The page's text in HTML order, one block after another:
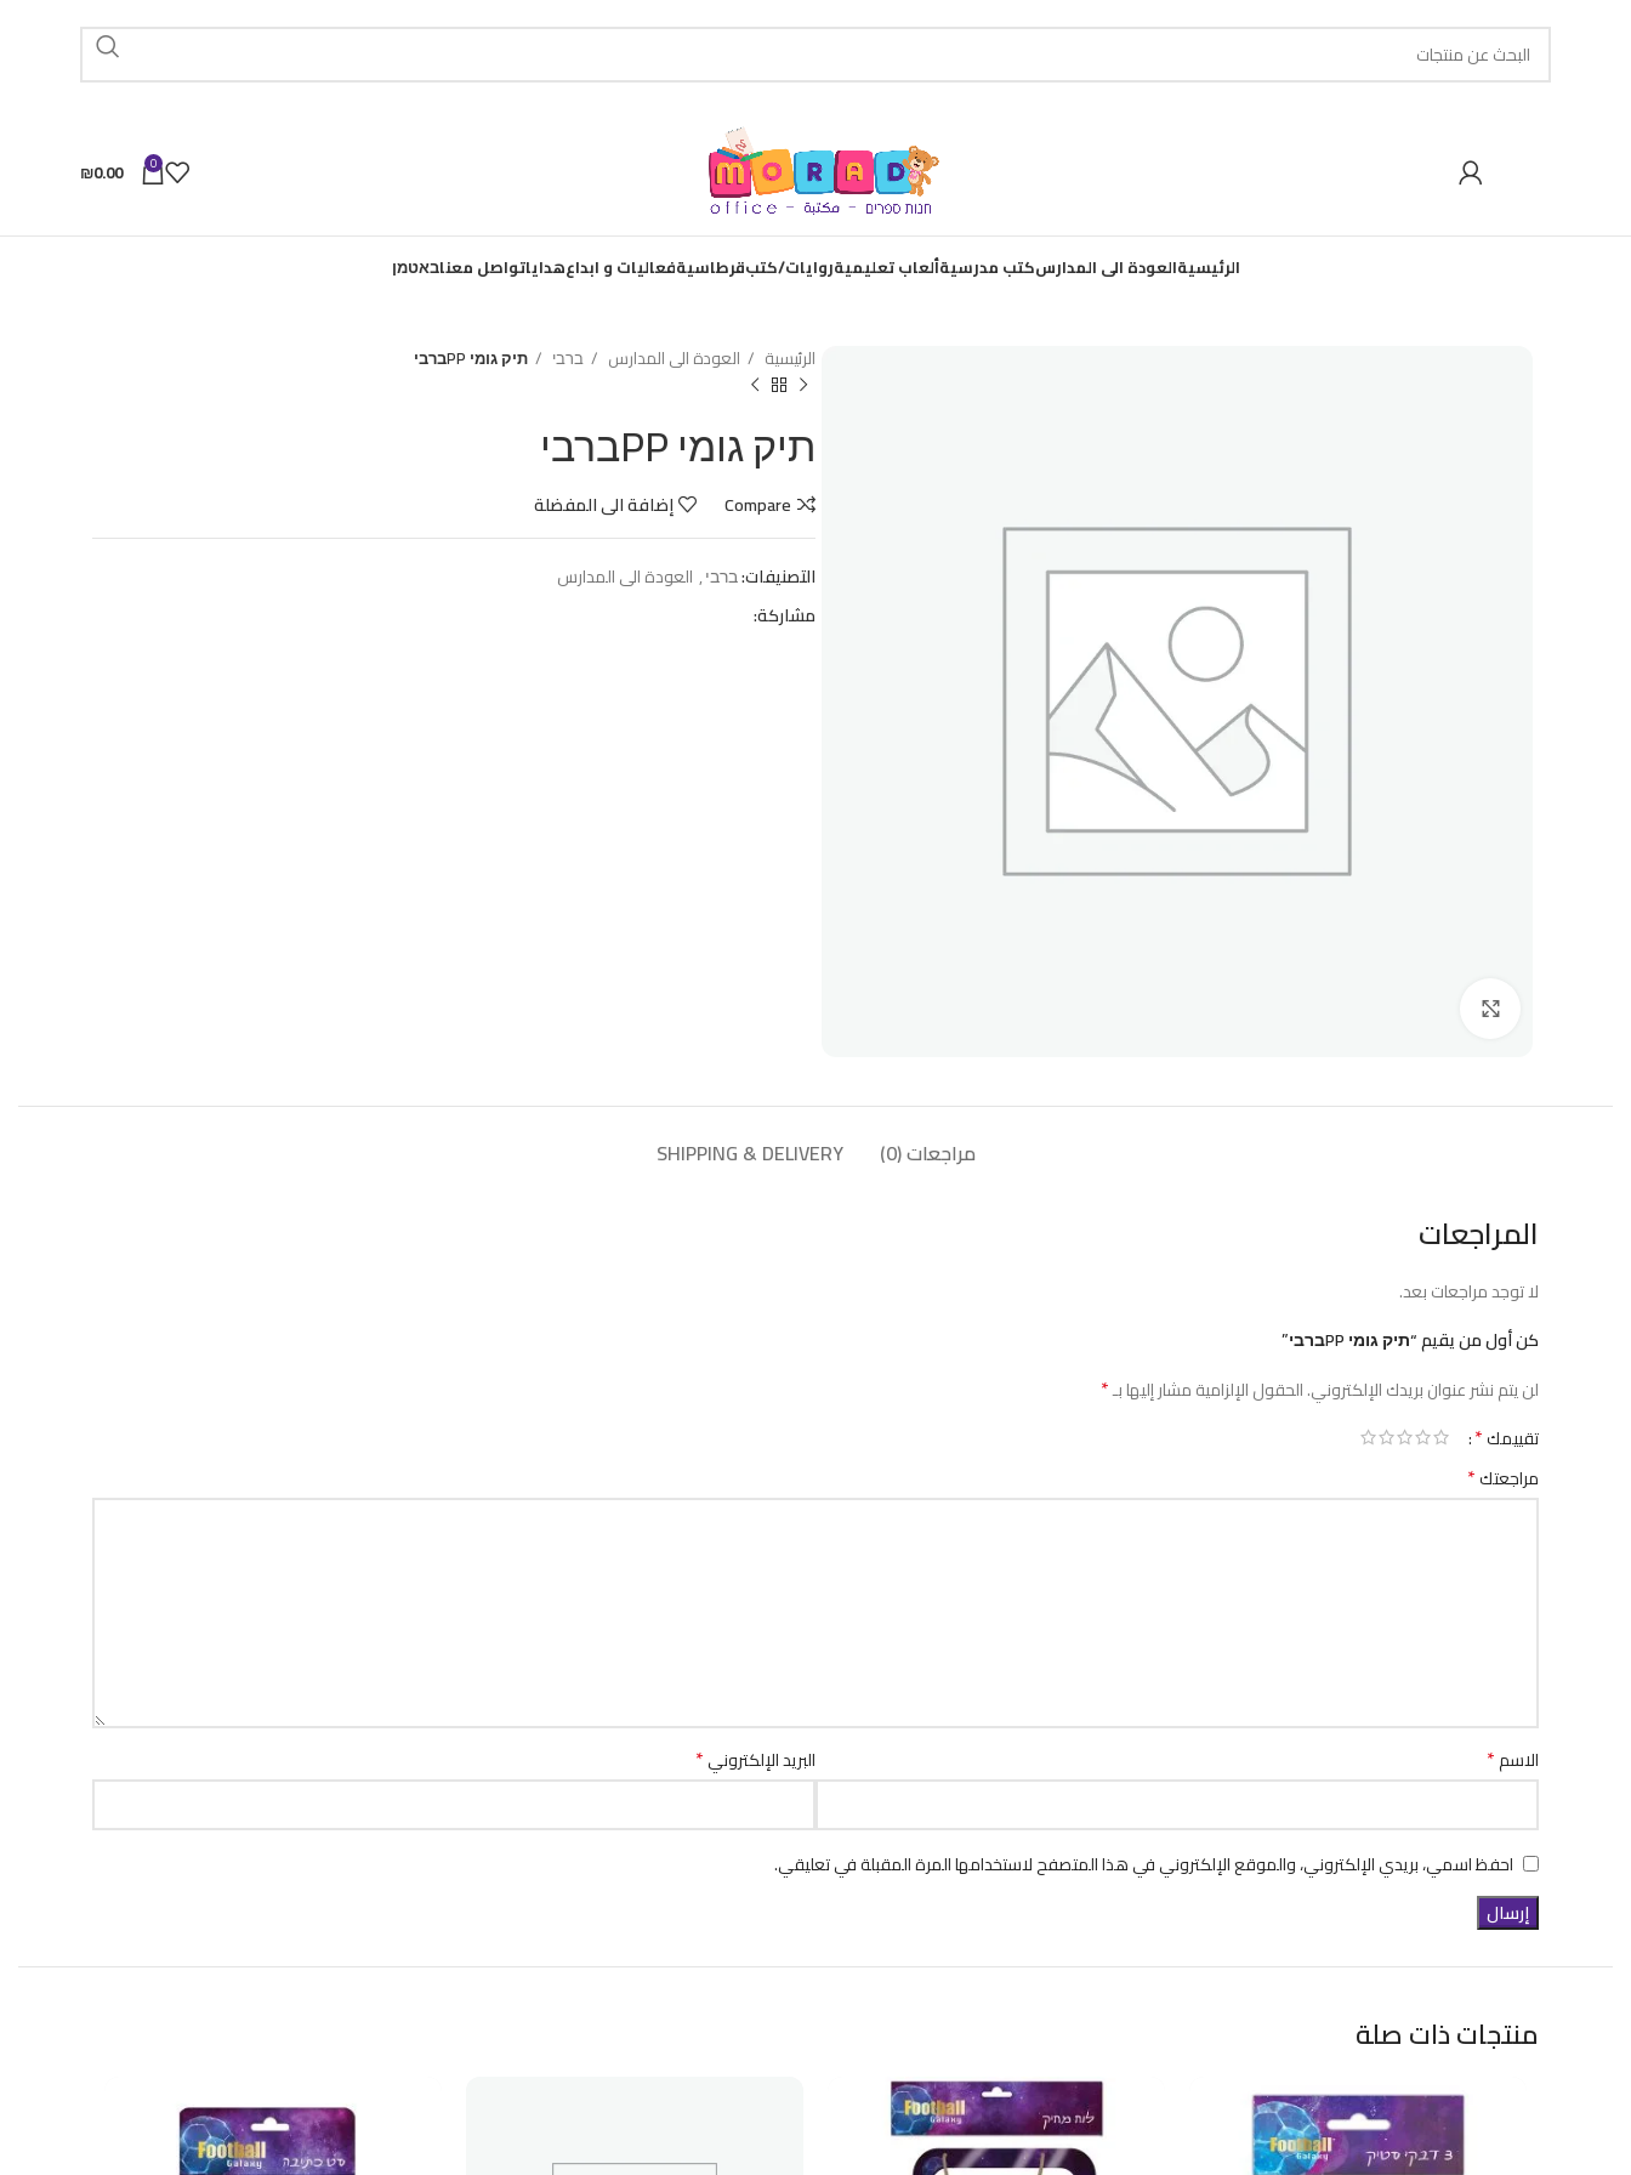
0
₪0.00
الرئيسيةالعودة الى المدارسكتب مدرسيةألعاب تعليميةروايات/كتبقرطاسيةفعاليات و ابداعهداياتواصل معناבאטמן
الرئيسية العودة الى المدارس ברבי תיק גומי PPברבי
תיק גומי PPברבי
Compare إضافة الى المفضلة
التصنيفات:ברבי, العودة الى المدارس
مشاركة:
مراجعات (0) SHIPPING & DELIVERY
المراجعات
لا توجد مراجعات بعد.
كن أول من يقيم “תיק גומי PPברבי”
لن يتم نشر عنوان بريدك الإلكتروني.الحقول الإلزامية مشار إليها بـ*
تقييمك*
مراجعتك*
الاسم* البريد الإلكتروني*
احفظ اسمي، بريدي الإلكتروني، والموقع الإلكتروني في هذا المتصفح لاستخدامها المرة المقبلة في تعليقي.
منتجات ذات صلة